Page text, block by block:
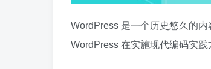
WordPress 是一个历史悠久的
WordPress 在实施现代编码实践